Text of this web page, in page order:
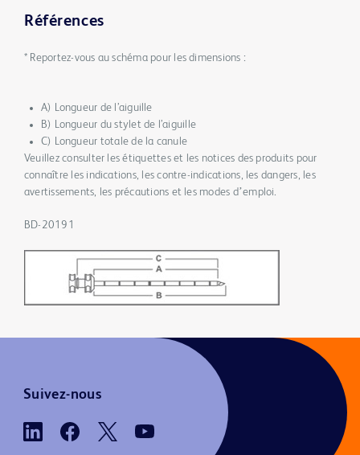
Références
* Reportez-vous au schéma pour les dimensions :
A) Longueur de l’aiguille
B) Longueur du stylet de l’aiguille
C) Longueur totale de la canule
Veuillez consulter les étiquettes et les notices des produits pour
connaître les indications, les contre-indications, les dangers, les
avertissements, les précautions et les modes dʼemploi.
BD-20191
Suivez-nous